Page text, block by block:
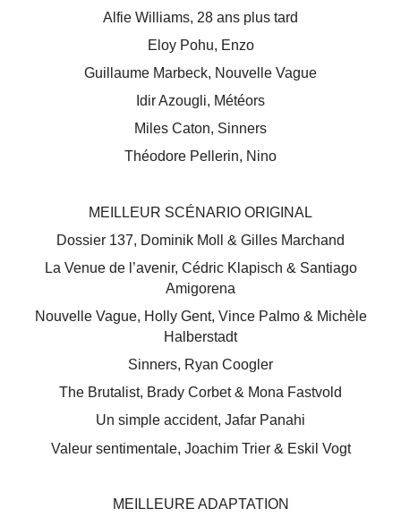
Alfie Williams, 28 ans plus tard
Eloy Pohu, Enzo
Guillaume Marbeck, Nouvelle Vague
Idir Azougli, Météors
Miles Caton, Sinners
Théodore Pellerin, Nino
MEILLEUR SCÉNARIO ORIGINAL
Dossier 137, Dominik Moll & Gilles Marchand
La Venue de l’avenir, Cédric Klapisch & Santiago
Amigorena
Nouvelle Vague, Holly Gent, Vince Palmo & Michèle
Halberstadt
Sinners, Ryan Coogler
The Brutalist, Brady Corbet & Mona Fastvold
Un simple accident, Jafar Panahi
Valeur sentimentale, Joachim Trier & Eskil Vogt
MEILLEURE ADAPTATION